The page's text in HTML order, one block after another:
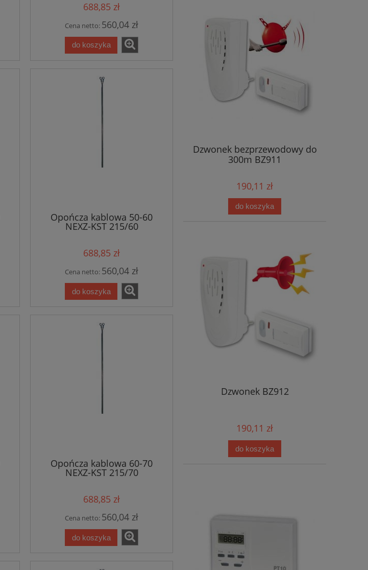
688,85 zł
Cena netto: 560,04 zł
do koszyka
Opończa kablowa 50-60
NEXZ-KST 215/60
688,85 zł
Cena netto: 560,04 zł
do koszyka
Opończa kablowa 60-70
NEXZ-KST 215/70
688,85 zł
Cena netto: 560,04 zł
do koszyka
Dzwonek bezprzewodowy do
300m BZ911
190,11 zł
do koszyka
Dzwonek BZ912
190,11 zł
do koszyka